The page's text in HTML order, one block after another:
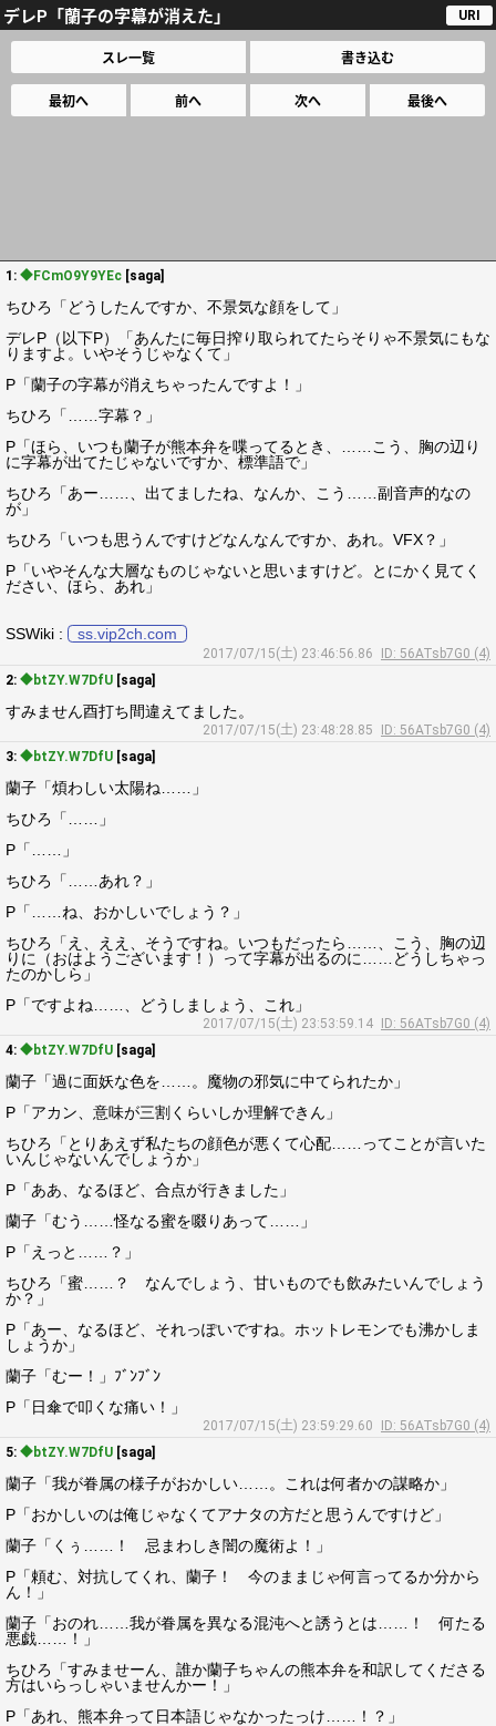
デレP「蘭子の字幕が消えた」 URI
スレ一覧 書き込む
最初へ 前へ 次へ 最後へ
1: ◆FCmO9Y9YEc [saga]
ちひろ「どうしたんですか、不景気な顔をして」
デレP（以下P）「あんたに毎日搾り取られてたらそりゃ不景気にもな
りますよ。いやそうじゃなくて」
P「蘭子の字幕が消えちゃったんですよ！」
ちひろ「……字幕？」
P「ほら、いつも蘭子が熊本弁を喋ってるとき、……こう、胸の辺り
に字幕が出てたじゃないですか、標準語で」
ちひろ「あー……、出てましたね、なんか、こう……副音声的なの
が」
ちひろ「いつも思うんですけどなんなんですか、あれ。VFX？」
P「いやそんな大層なものじゃないと思いますけど。とにかく見てく
ださい、ほら、あれ」
SSWiki : ss.vip2ch.com
2017/07/15(土) 23:46:56.86
ID: 56ATsb7G0 (4)
2: ◆btZY.W7DfU [saga]
すみません酉打ち間違えてました。
2017/07/15(土) 23:48:28.85
ID: 56ATsb7G0 (4)
3: ◆btZY.W7DfU [saga]
蘭子「煩わしい太陽ね……」
ちひろ「……」
P「……」
ちひろ「……あれ？」
P「……ね、おかしいでしょう？」
ちひろ「え、ええ、そうですね。いつもだったら……、こう、胸の辺
りに（おはようございます！）って字幕が出るのに……どうしちゃっ
たのかしら」
P「ですよね……、どうしましょう、これ」
2017/07/15(土) 23:53:59.14
ID: 56ATsb7G0 (4)
4: ◆btZY.W7DfU [saga]
蘭子「過に面妖な色を……。魔物の邪気に中てられたか」
P「アカン、意味が三割くらいしか理解できん」
ちひろ「とりあえず私たちの顔色が悪くて心配……ってことが言いた
いんじゃないんでしょうか」
P「ああ、なるほど、合点が行きました」
蘭子「むう……怪なる蜜を啜りあって……」
P「えっと……？」
ちひろ「蜜……？ なんでしょう、甘いものでも飲みたいんでしょう
か？」
P「あー、なるほど、それっぽいですね。ホットレモンでも沸かしま
しょうか」
蘭子「むー！」ﾌﾞﾝﾌﾞﾝ
P「日傘で叩くな痛い！」
2017/07/15(土) 23:59:29.60
ID: 56ATsb7G0 (4)
5: ◆btZY.W7DfU [saga]
蘭子「我が眷属の様子がおかしい……。これは何者かの謀略か」
P「おかしいのは俺じゃなくてアナタの方だと思うんですけど」
蘭子「くぅ……！ 忌まわしき闇の魔術よ！」
P「頼む、対抗してくれ、蘭子！ 今のままじゃ何言ってるか分から
ん！」
蘭子「おのれ……我が眷属を異なる混沌へと誘うとは……！ 何たる
悪戯……！」
ちひろ「すみませーん、誰か蘭子ちゃんの熊本弁を和訳してくださる
方はいらっしゃいませんかー！」
P「あれ、熊本弁って日本語じゃなかったっけ……！？」